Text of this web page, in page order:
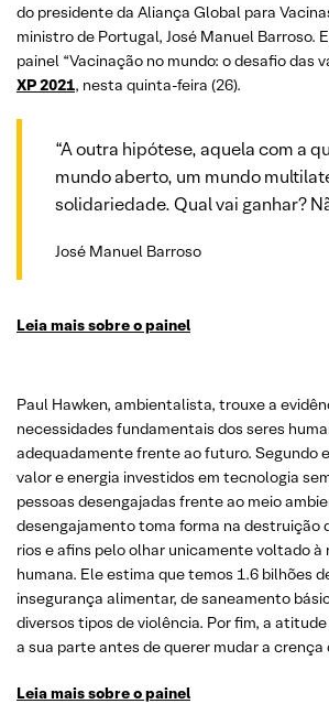
do presidente da Aliança Global para
ministro de Portugal, José Manuel Barroso.
painel “Vacinação no mundo: o desafio das
XP 2021, nesta quinta-feira (26).
“A outra hipótese, aquela com a
mundo aberto, um mundo
solidariedade. Qual vai ganhar?
José Manuel Barroso
Leia maissobre o painel
Paul Hawken, ambientalista, trouxe a
necessidades fundamentais dos seres
adequadamente frente ao futuro. Segundo
valor e energia investidos em tecnologia
pessoas desengajadas frente ao meio
desengajamento toma forma na destruição
rios e afins pelo olhar unicamente voltado à
humana. Ele estima que temos 1.6 bilhões
insegurança alimentar, de saneamento
diversos tipos de violência. Por fim, a
a sua parte antes de querer mudar a crença
Leia mais sobre o painel